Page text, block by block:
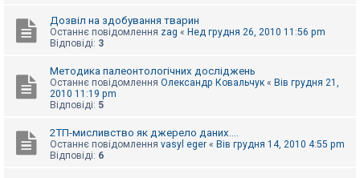
ш
Дозвіл на здобування тварин
Останнє повідомлення zag « Нед грудня 26, 2010 11:56 pm
Відповіді: 3
Методика палеонтологічних досліджень
Останнє повідомлення Олександр Ковальчук « Вів грудня 21,
2010 11:19 pm
Відповіді: 5
2ТП-мисливство як джерело даних....
Останнє повідомлення vasyl eger « Вів грудня 14, 2010 4:55 pm
Відповіді: 6